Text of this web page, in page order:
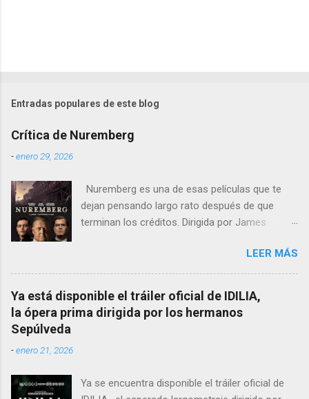
Entradas populares de este blog
Crítica de Nuremberg
-enero 29, 2026
Nuremberg es una de esas películas que te
dejan pensando largo rato después de que
terminan los créditos. Dirigida por James
psicológico se sumerge en los juicios de
Núremberg tras la Segunda Guerra Mundial ,
pero no se limita a recrear eventos judiciales.
En cambio, enfoca su lente en la batalla mental
entre un psiquiatra estadounidense y uno de
LEER MÁS
Ya está disponible el tráiler oficial de IDILIA,
la ópera prima dirigida por los hermanos
Sepúlveda
-enero 21, 2026
Ya se encuentra disponible el tráiler oficial de